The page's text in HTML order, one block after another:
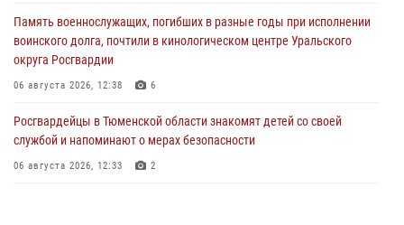
Память военнослужащих, погибших в разные годы при исполнении
воинского долга, почтили в кинологическом центре Уральского
округа Росгвардии
06 августа 2026, 12:38 6
Росгвардейцы в Тюменской области знакомят детей со своей
службой и напоминают о мерах безопасности
06 августа 2026, 12:33 2